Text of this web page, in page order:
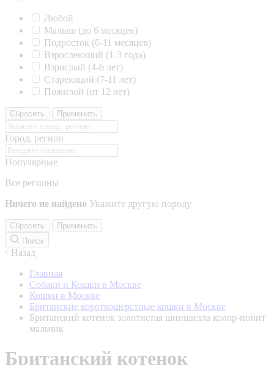
Любой
Малыш (до 6 месяцев)
Подросток (6-11 месяцев)
Взрослеющий (1-3 года)
Взрослый (4-6 лет)
Стареющий (7-11 лет)
Пожилой (от 12 лет)
Сбросить Применить
Город, регион
Популярные
Все регионы
Ничего не найдено Укажите другую породу
Сбросить
Применить
Поиск
Назад
Главная
Собаки и Кошки в Москве
Кошки в Москве
Британские короткошерстные кошки в Москве
Британский котенок золотистая шиншилла колор-пойнт
мальчик
Британский котенок